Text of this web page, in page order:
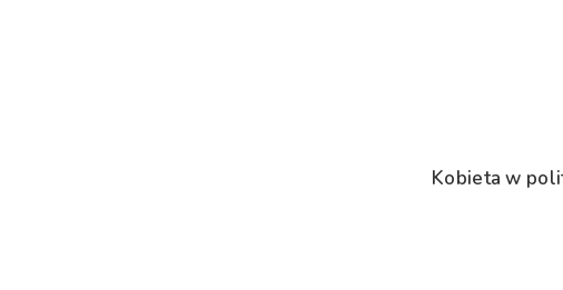
Kobieta w